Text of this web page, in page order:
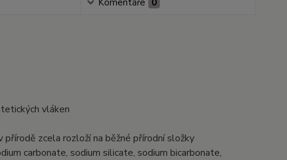
Komentáře 0
vláken
zcela rozloží na běžné přírodní složky
carbonate, sodium silicate, sodium bicarbonate,